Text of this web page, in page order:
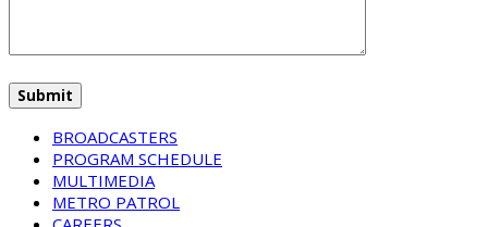
BROADCASTERS
PROGRAM SCHEDULE
MULTIMEDIA
METRO PATROL